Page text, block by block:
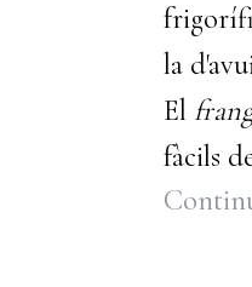
la
El
fàcils